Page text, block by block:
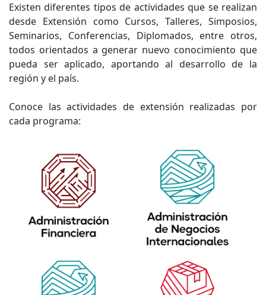
Existen diferentes tipos de actividades que se realizan
desde Extensión como Cursos, Talleres, Simposios,
Seminarios, Conferencias, Diplomados, entre otros,
todos orientados a generar nuevo conocimiento que
pueda ser aplicado, aportando al desarrollo de la
región y el país.
Conoce las actividades de extensión realizadas por
cada programa: